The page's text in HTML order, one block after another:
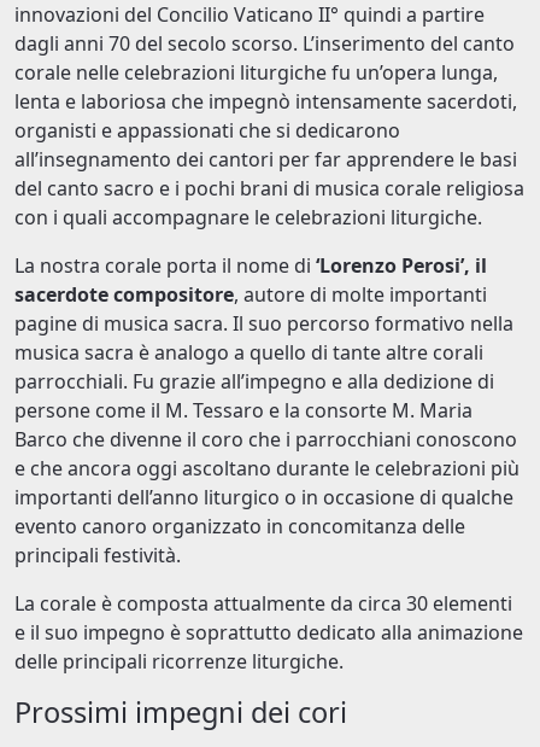
innovazioni del Concilio Vaticano II° quindi a partire
dagli anni 70 del secolo scorso. L’inserimento del canto
corale nelle celebrazioni liturgiche fu un’opera lunga,
lenta e laboriosa che impegnò intensamente sacerdoti,
organisti e appassionati che si dedicarono
all’insegnamento dei cantori per far apprendere le basi
del canto sacro e i pochi brani di musica corale religiosa
con i quali accompagnare le celebrazioni liturgiche.
La nostra corale porta il nome di ‘Lorenzo Perosi’, il
sacerdote compositore, autore di molte importanti
pagine di musica sacra. Il suo percorso formativo nella
musica sacra è analogo a quello di tante altre corali
parrocchiali. Fu grazie all’impegno e alla dedizione di
persone come il M. Tessaro e la consorte M. Maria
Barco che divenne il coro che i parrocchiani conoscono
e che ancora oggi ascoltano durante le celebrazioni più
importanti dell’anno liturgico o in occasione di qualche
evento canoro organizzato in concomitanza delle
principali festività.
La corale è composta attualmente da circa 30 elementi
e il suo impegno è soprattutto dedicato alla animazione
delle principali ricorrenze liturgiche.
Prossimi impegni dei cori